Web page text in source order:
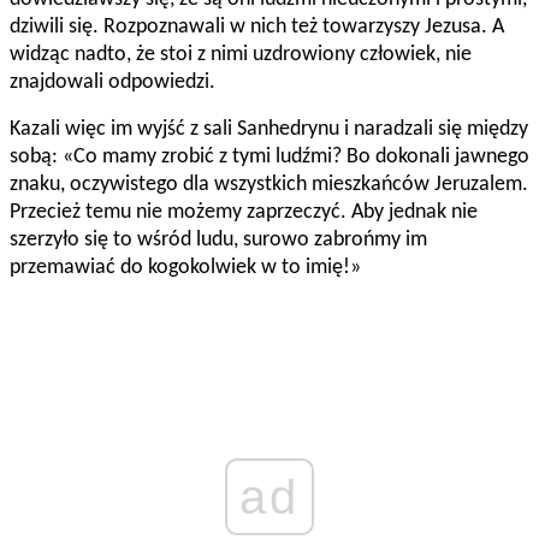
dziwili się. Rozpoznawali w nich też towarzyszy Jezusa. A
widząc nadto, że stoi z nimi uzdrowiony człowiek, nie
znajdowali odpowiedzi.
Kazali więc im wyjść z sali Sanhedrynu i naradzali się między
sobą: «Co mamy zrobić z tymi ludźmi? Bo dokonali jawnego
znaku, oczywistego dla wszystkich mieszkańców Jeruzalem.
Przecież temu nie możemy zaprzeczyć. Aby jednak nie
szerzyło się to wśród ludu, surowo zabrońmy im
przemawiać do kogokolwiek w to imię!»
ad